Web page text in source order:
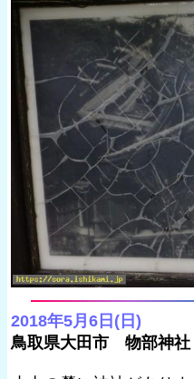
2018年5月6日(日)
鳥取県大田市 物部神